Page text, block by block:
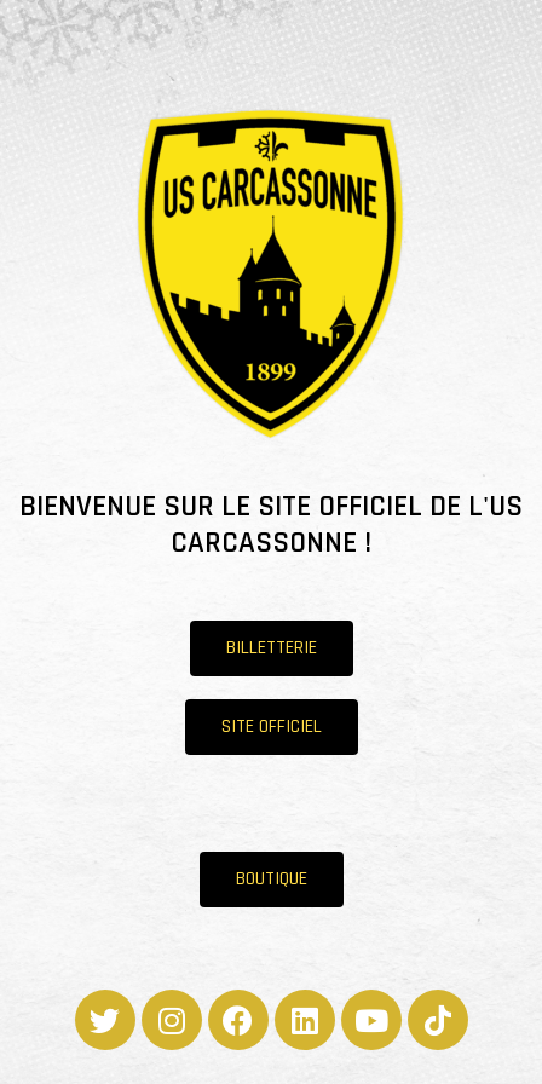
BIENVENUE SUR LE SITE OFFICIEL DE L'US
CARCASSONNE !
BILLETTERIE
SITE OFFICIEL
BOUTIQUE